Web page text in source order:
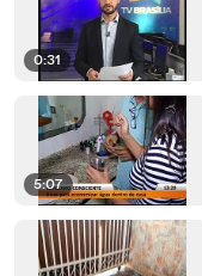
0:31
5:07